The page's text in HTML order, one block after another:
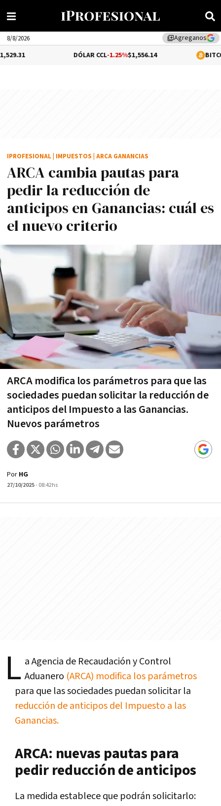
library_addAgreganos
8/8/2026
DÓLAR CCL-1.25%$1,556.14 BITCOIN-0.02%
ARCA cambia pautas para
pedir la reducción de
anticipos en Ganancias: cuál es
el nuevo criterio
ARCA modifica los parámetros para que las
sociedades puedan solicitar la reducción de
anticipos del Impuesto a las Ganancias.
Nuevos parámetros
IPROFESIONAL IMPUESTOS ARCA GANANCIAS
Por HG
27/10/2025- 08:42hs
L a Agencia de Recaudación y Control
Aduanero (ARCA) modifica los parámetros
para que las sociedades puedan solicitar la
reducción de anticipos del Impuesto a las
Ganancias.
ARCA: nuevas pautas para
pedir reducción de anticipos
La medida establece que podrán solicitarlo: